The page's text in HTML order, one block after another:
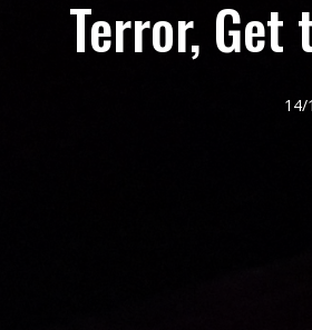
Terror, Get
14/